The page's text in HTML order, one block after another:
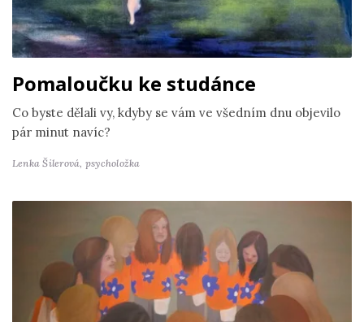
Pomaloučku ke studánce
Co byste dělali vy, kdyby se vám ve všedním dnu objevilo
pár minut navíc?
Lenka Šilerová, psycholožka